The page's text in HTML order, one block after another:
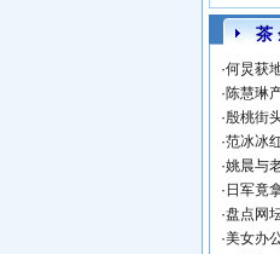
茶
·何炅获
·陈慧琳
·殷桃街
·范冰冰
·姚晨与
· 日军竟
·盘点网
·美女办